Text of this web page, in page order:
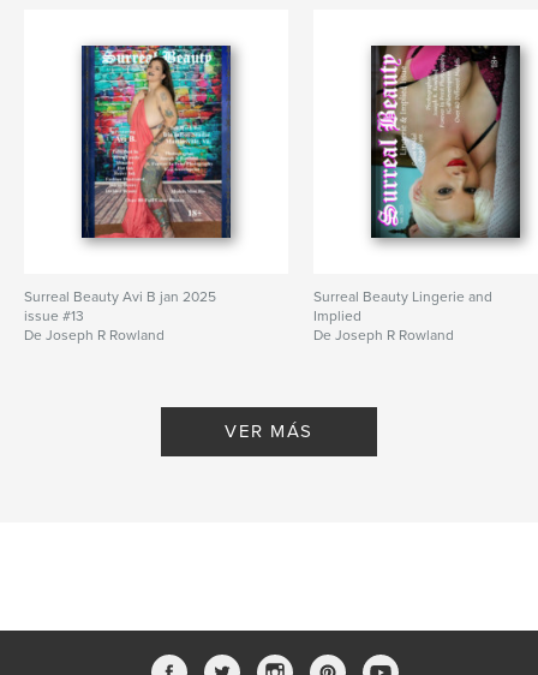
Surreal Beauty Avi B jan 2025
issue #13
De Joseph R Rowland
Surreal Beauty Lingerie and
Implied
De Joseph R Rowland
VER MÁS